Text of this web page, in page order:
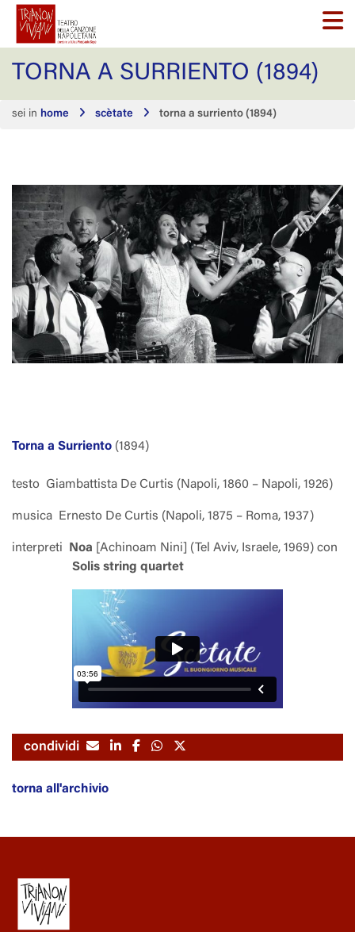
TORNA A SURRIENTO (1894)
sei in home scètate torna a surriento (1894)
Torna a Surriento (1894)
testo Giambattista De Curtis (Napoli, 1860 – Napoli, 1926)
musica Ernesto De Curtis (Napoli, 1875 – Roma, 1937)
interpreti Noa
[Achinoam Nini] (Tel Aviv, Israele, 1969) con
Solis string quartet
condividi
torna all'archivio